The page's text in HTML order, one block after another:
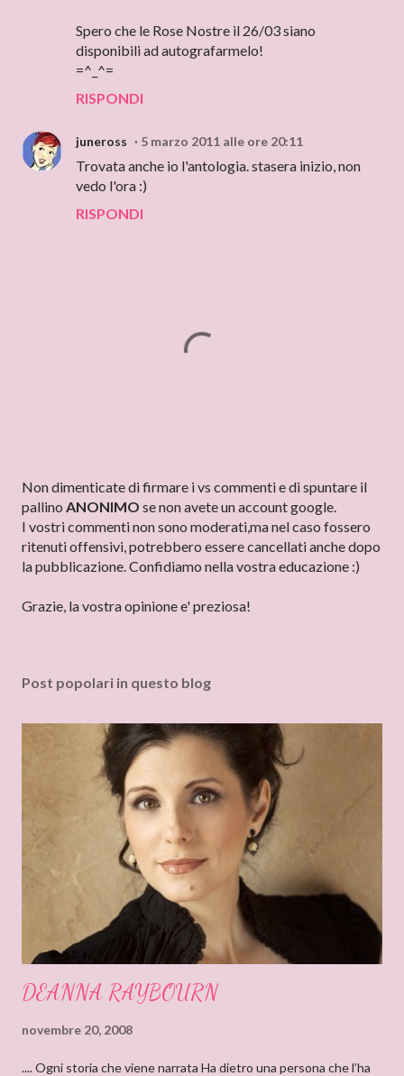
Spero che le Rose Nostre il 26/03 siano
disponibili ad autografarmelo!
=^_^=
RISPONDI
juneross 5 marzo 2011 alle ore 20:11
Trovata anche io l'antologia. stasera inizio, non
vedo l'ora :)
RISPONDI
P
o
s
t
a
n
m
n
Non dimenticate di firmare i vs commenti e di spuntare il
pallino ANONIMO se non avete un account google.
I vostri commenti non sono moderati,ma nel caso fossero
ritenuti offensivi, potrebbero essere cancellati anche dopo
la pubblicazione. Confidiamo nella vostra educazione :)
Grazie, la vostra opinione e' preziosa!
Post popolari in questo blog
DEANNA RAYBOURN
novembre 20, 2008
.... Ogni storia che viene narrata Ha dietro una persona che l’ha